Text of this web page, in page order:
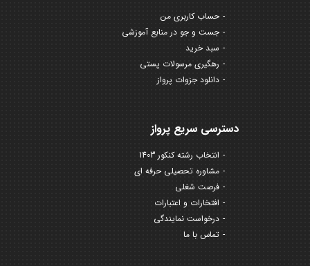
حساب کاربری من
جست و جو در منابع آموزشی
سبد خرید
رهگیری مرسولات پستی
دانلود جزوات پرواز
دسترسی سریع پرواز
انتخاب رشته کنکور 1403
مشاوره تحصیلی حرفه ای
فرصت شغلی
افتخارات و اعتبارات
درخواست نمایندگی
تماس با ما